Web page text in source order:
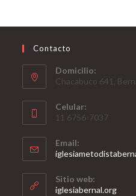
Contacto
Domicilio:
Chacabuco 641,
Celular:
11 6756-7037
Email:
Sitio web:
iglesiabernal.org